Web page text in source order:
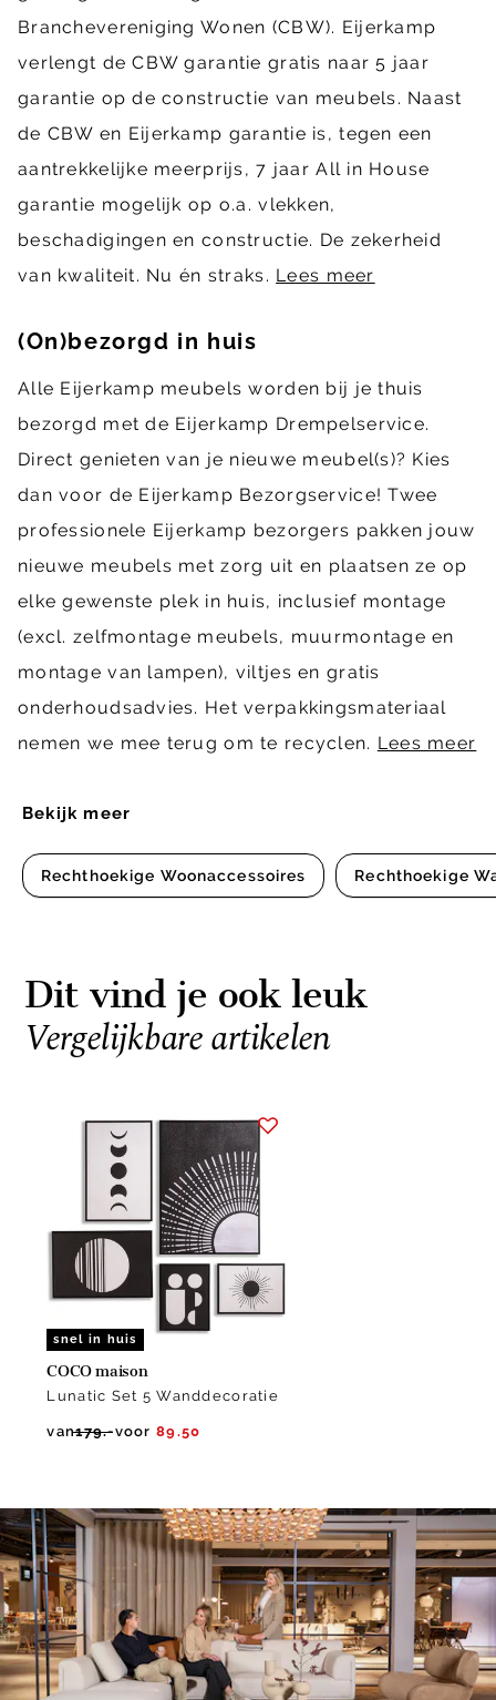
Bekijk meer
Rechthoekige Woonaccessoires Rechthoekige
Branchevereniging Wonen (CBW). Eijerkamp
verlengt de CBW garantie gratis naar 5 jaar
garantie op de constructie van meubels. Naast
de CBW en Eijerkamp garantie is, tegen een
aantrekkelijke meerprijs, 7 jaar All in House
garantie mogelijk op o.a. vlekken,
beschadigingen en constructie. De zekerheid
van kwaliteit. Nu én straks. Lees meer
(On)bezorgd in huis
Alle Eijerkamp meubels worden bij je thuis
bezorgd met de Eijerkamp Drempelservice.
Direct genieten van je nieuwe meubel(s)? Kies
dan voor de Eijerkamp Bezorgservice! Twee
professionele Eijerkamp bezorgers pakken jouw
nieuwe meubels met zorg uit en plaatsen ze op
elke gewenste plek in huis, inclusief montage
(excl. zelfmontage meubels, muurmontage en
montage van lampen), viltjes en gratis
onderhoudsadvies. Het verpakkingsmateriaal
nemen we mee terug om te recyclen. Lees meer
Dit vind je ook leuk
Vergelijkbare artikelen
snel in huis
COCO maison
Lunatic Set 5 Wanddecoratie
van179.-voor 89.50